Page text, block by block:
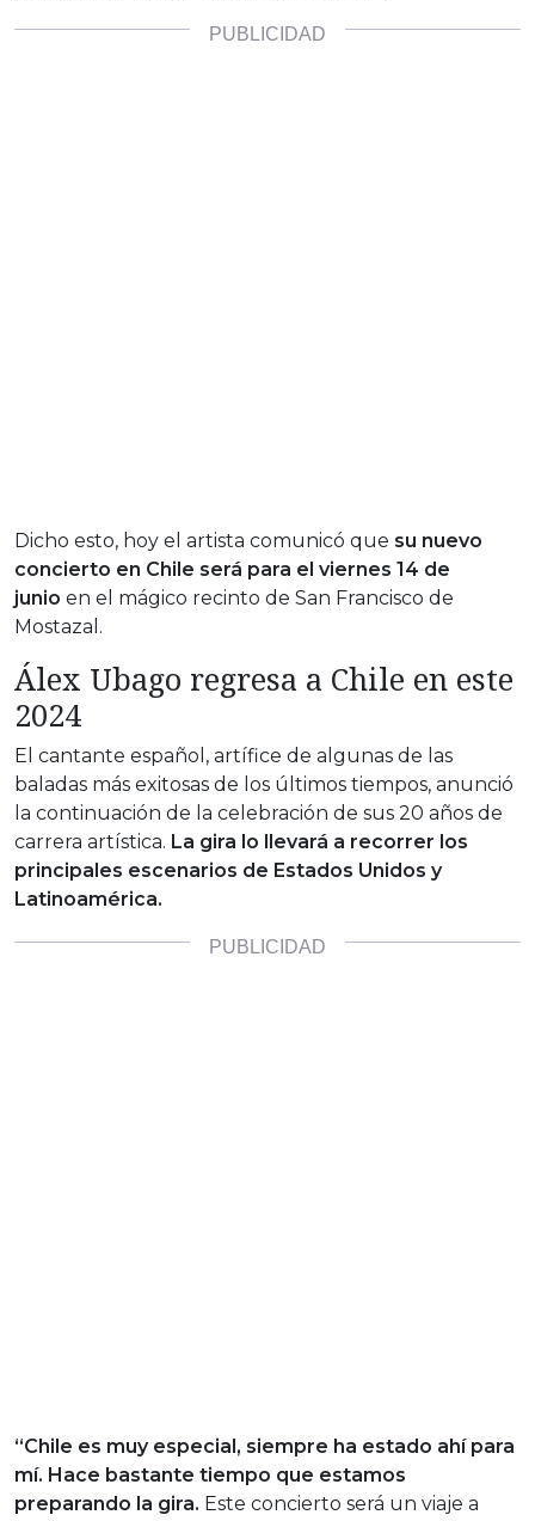
Dicho esto, hoy el artista comunicó que su nuevo
concierto en Chile será para el viernes 14 de
junio en el mágico recinto de San Francisco de
Mostazal.
Álex Ubago regresa a Chile en este
2024
El cantante español, artífice de algunas de las
baladas más exitosas de los últimos tiempos, anunció
la continuación de la celebración de sus 20 años de
carrera artística. La gira lo llevará a recorrer los
principales escenarios de Estados Unidos y
Latinoamérica.
“Chile es muy especial, siempre ha estado ahí para
mí. Hace bastante tiempo que estamos
preparando la gira. Este concierto será un viaje a